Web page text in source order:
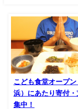
こども食堂オープ
浜）にあたり寄付・
集中！